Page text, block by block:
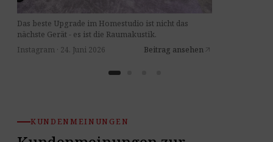
Instagram · 24. Juni 2026 Beitrag ansehen arrow_outward
Das beste Upgrade im Homestudio ist nicht das
nächste Gerät - es ist die Raumakustik.
KUNDENMEINUNGEN